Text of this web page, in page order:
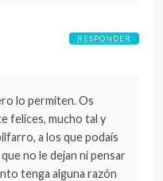
lo permiten. Os
felices, mucho tal y
a los que podaís
no le dejan ni pensar
tenga alguna razón
RESPONDER